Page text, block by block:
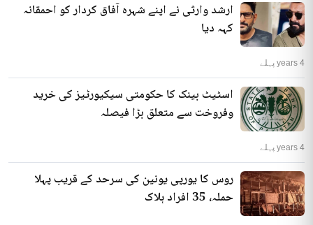
ارشد وارثی نے اپنے شہرہ آفاق کردار کو احمقانہ
کہہ دیا
4 years پہلے
اسٹیٹ بینک کا حکومتی سیکیورٹیز کی خرید
وفروخت سے متعلق بڑا فیصلہ
4 years پہلے
روس کا یورپی یونین کی سرحد کے قریب پہلا
حملہ، 35 افراد ہلاک